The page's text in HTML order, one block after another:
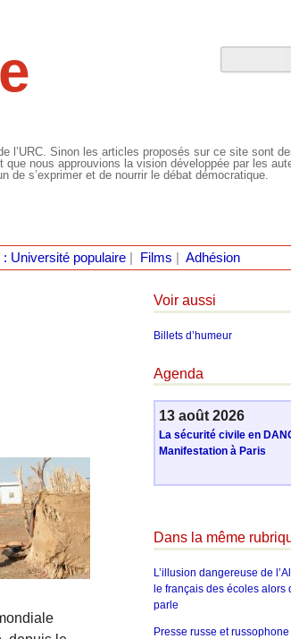
l’URC. Sinon les articles proposés sur ce site sont
nous approuvions la vision développée par les
s’exprimer et de nourrir le débat démocratique.
Université populaire| Films Adhésion
Voir aussi
Billets d’humeur
Agenda
13 août 2026
La sécurité civile en
Manifestation à Paris
Dans la même
L’illusion dangereuse de
le français des écoles alors
parle
Presse russe et